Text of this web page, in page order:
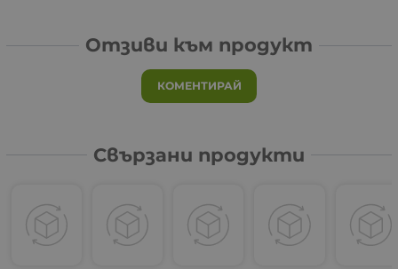
Отзиви към продукт
КОМЕНТИРАЙ
Свързани продукти